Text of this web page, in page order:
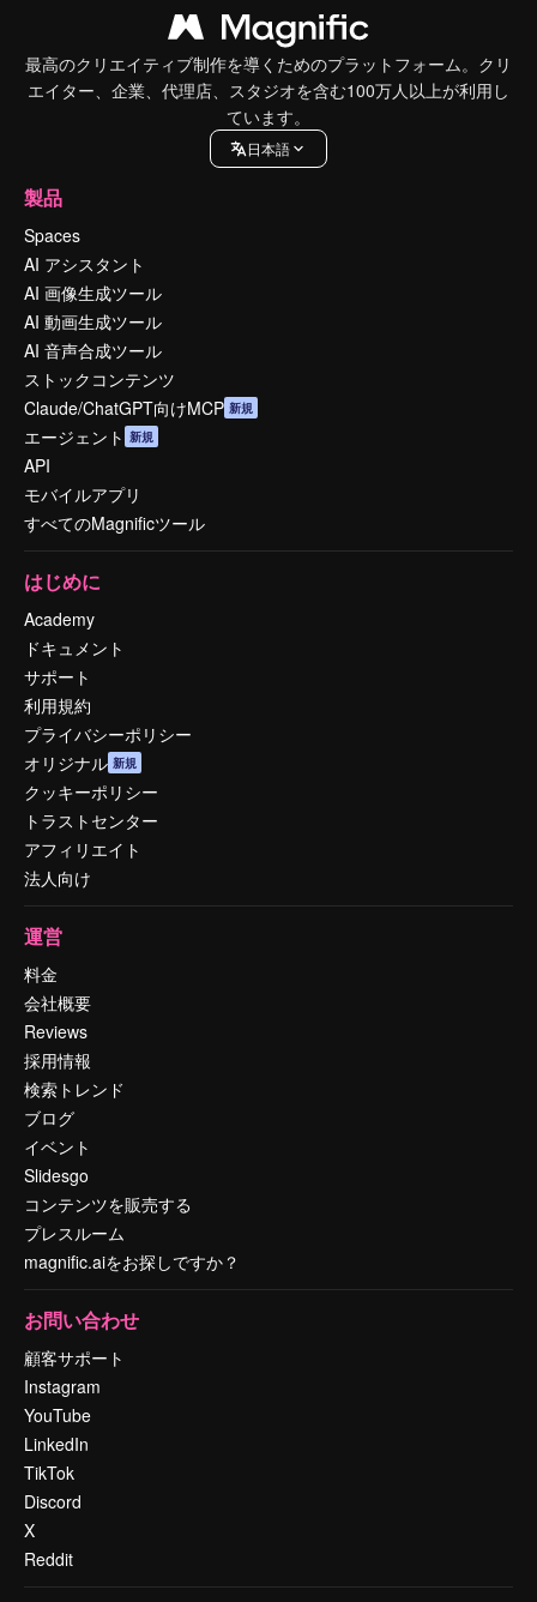
最高のクリエイティブ制作を導くためのプラットフォーム。クリ
エイター、企業、代理店、スタジオを含む100万人以上が利用し
ています。
日本語
製品
Spaces
AI アシスタント
AI 画像生成ツール
AI 動画生成ツール
AI 音声合成ツール
ストックコンテンツ
Claude/ChatGPT向けMCP 新規
エージェント 新規
API
モバイルアプリ
すべてのMagnificツール
はじめに
Academy
ドキュメント
サポート
利用規約
プライバシーポリシー
オリジナル 新規
クッキーポリシー
トラストセンター
アフィリエイト
法人向け
運営
料金
会社概要
Reviews
採用情報
検索トレンド
ブログ
イベント
Slidesgo
コンテンツを販売する
プレスルーム
magnific.aiをお探しですか？
お問い合わせ
顧客サポート
Instagram
YouTube
LinkedIn
TikTok
Discord
X
Reddit